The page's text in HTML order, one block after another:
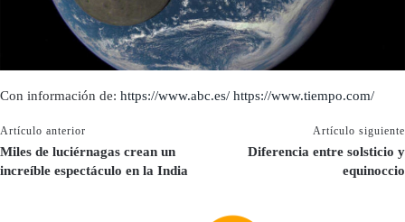
Con información de: https://www.abc.es/ https://www.tiempo.com/
Artículo anterior
Miles de luciérnagas crean un
increíble espectáculo en la India
Artículo siguiente
Diferencia entre solsticio y
equinoccio